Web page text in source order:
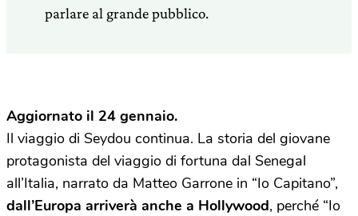
parlare al grande pubblico.
Aggiornato il 24 gennaio.
Il viaggio di Seydou continua. La storia del giovane
protagonista del viaggio di fortuna dal Senegal
all’Italia, narrato da Matteo Garrone in “Io Capitano”,
dall’Europa arriverà anche a Hollywood, perché “Io